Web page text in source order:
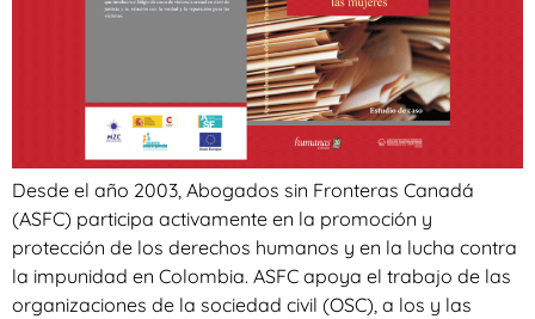
Desde el año 2003, Abogados sin Fronteras Canadá
(ASFC) participa activamente en la promoción y
protección de los derechos humanos y en la lucha contra
la impunidad en Colombia. ASFC apoya el trabajo de las
organizaciones de la sociedad civil (OSC), a los y las